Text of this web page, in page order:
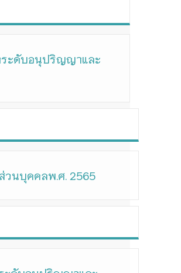
ระดับอนุปริญญาและ
วนบุคคลพ.ศ. 2565